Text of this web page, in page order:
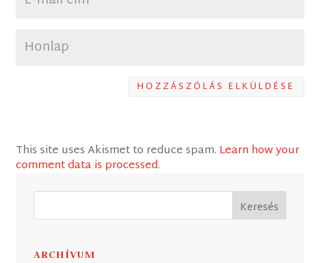
HOZZÁSZÓLÁS ELKÜLDÉSE
This site uses Akismet to reduce spam. Learn how your
comment data is processed.
ARCHÍVUM